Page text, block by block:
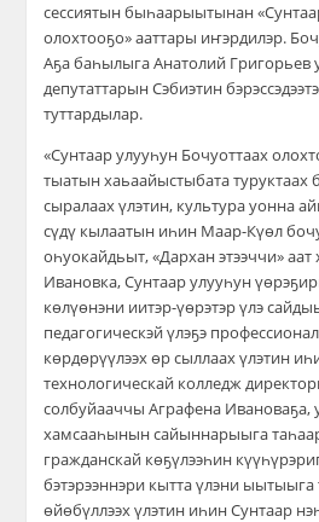
сессиятын быһаарыытынан
олохтооҕо» ааттары иҥэрдилэр.
Аҕа баһылыга Анатолий
депутаттарын Сэбиэтин
туттардылар.
«Сунтаар улууһун Бочуоттаах
тыатын хаьаайыстыбата туруктаах
сыралаах үлэтин, культура уонна
сүдү кылаатын иһин Маар-Күөл
оһуокайдьыт, «Дархан этээччи»
Ивановка, Сунтаар улууһун
көлүөнэни иитэр-үөрэтэр үлэ
педагогическэй үлэҕэ
көрдөрүүлээх өр сыллаах үлэтин
технологическай колледж
солбуйааччы Аграфена Ивановаҕа,
хамсааһынын сайыннарыыга
гражданскай көҕүлээһин
бэтэрээннэри кытта үлэни ыытыыга
өйөбүллээх үлэтин иһин Сунтаар